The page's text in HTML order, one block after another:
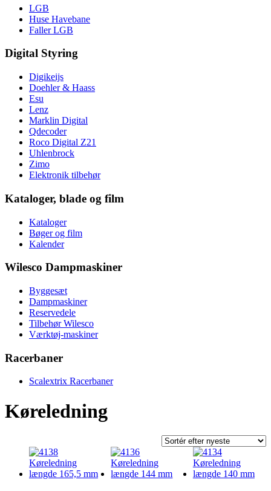
LGB
Huse Havebane
Faller LGB
Digital Styring
Digikeijs
Doehler & Haass
Esu
Lenz
Marklin Digital
Qdecoder
Roco Digital Z21
Uhlenbrock
Zimo
Elektronik tilbehør
Kataloger, blade og film
Kataloger
Bøger og film
Kalender
Wilesco Dampmaskiner
Byggesæt
Dampmaskiner
Reservedele
Tilbehør Wilesco
Værktøj-maskiner
Racerbaner
Scalextrix Racerbaner
Køreledning